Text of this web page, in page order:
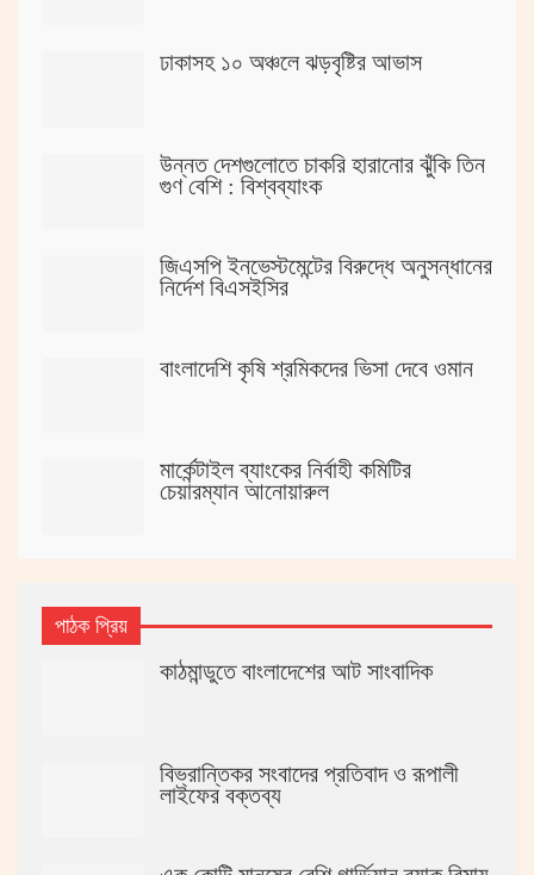
ঢাকাসহ ১০ অঞ্চলে ঝড়বৃষ্টির আভাস
উন্নত দেশগুলোতে চাকরি হারানোর ঝুঁকি তিন
গুণ বেশি : বিশ্বব্যাংক
জিএসপি ইনভেস্টমেন্টের বিরুদ্ধে অনুসন্ধানের
নির্দেশ বিএসইসির
বাংলাদেশি কৃষি শ্রমিকদের ভিসা দেবে ওমান
মার্কেন্টাইল ব্যাংকের নির্বাহী কমিটির
চেয়ারম্যান আনোয়ারুল
পাঠক প্রিয়
কাঠমান্ডুতে বাংলাদেশের আট সাংবাদিক
বিভ্রান্তিকর সংবাদের প্রতিবাদ ও রূপালী
লাইফের বক্তব্য